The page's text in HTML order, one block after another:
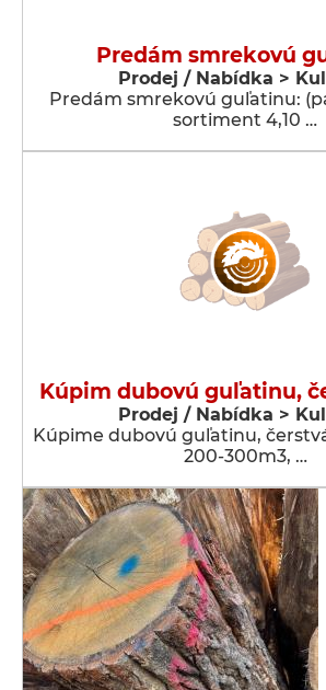
Predám smrekovú
Prodej / Nabídka >
Predám smrekovú guľatinu:
sortiment 4,10 …
Kúpim dubovú guľatinu,
Prodej / Nabídka >
Kúpime dubovú guľatinu,
200-300m3, …